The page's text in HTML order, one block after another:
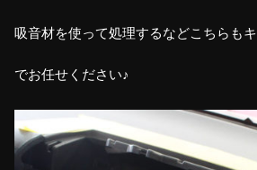
吸音材を使って処理するなどこちらも
でお任せください♪